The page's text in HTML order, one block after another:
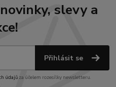
slevy a
Přihlásit se
údajůza účelem rozesílky newsletteru.